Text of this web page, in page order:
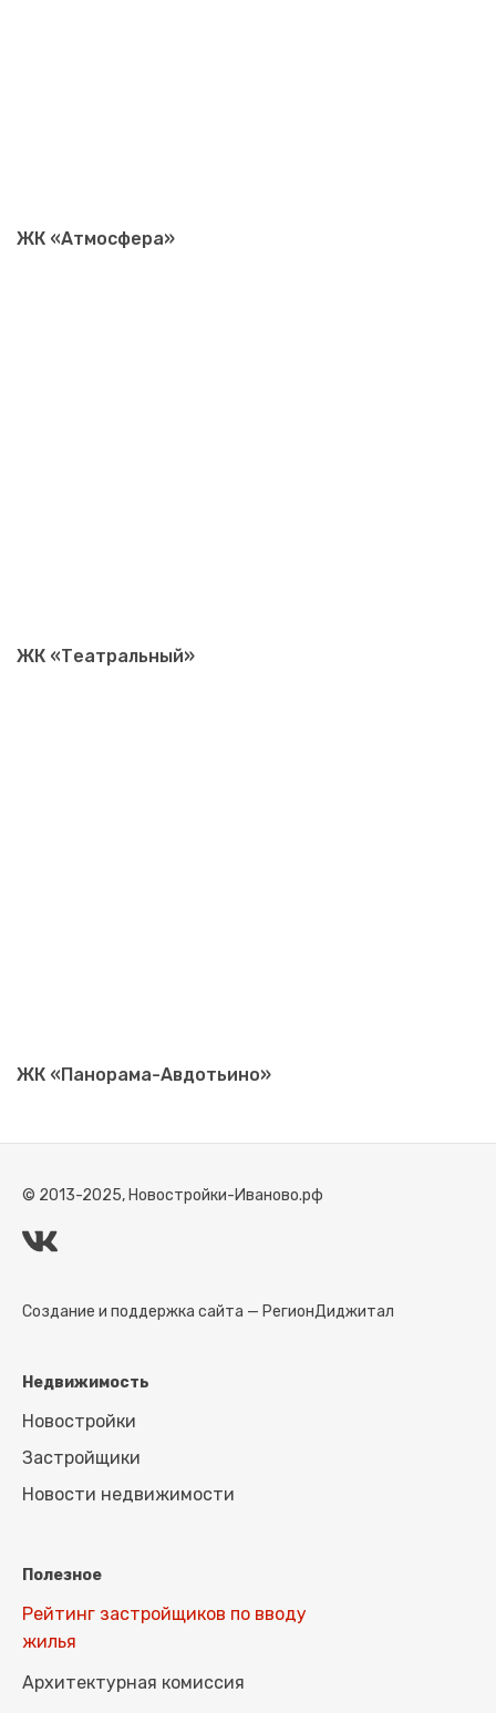
ЖК «Атмосфера»
ЖК «Театральный»
ЖК «Панорама-Авдотьино»
© 2013-2025, Новостройки-Иваново.рф
Создание и поддержка сайта — РегионДиджитал
Недвижимость
Новостройки
Застройщики
Новости недвижимости
Полезное
Рейтинг застройщиков по вводу
жилья
Архитектурная комиссия